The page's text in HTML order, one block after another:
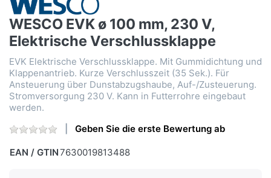
WESCO EVK ø 100 mm, 230 V,
Elektrische Verschlussklappe
EVK Elektrische Verschlussklappe. Mit Gummidichtung und
Klappenantrieb. Kurze Verschlusszeit (35 Sek.). Für
Ansteuerung über Dunstabzugshaube, Auf-/Zusteuerung.
Stromversorgung 230 V. Kann in Futterrohre eingebaut
werden.
Geben Sie die erste Bewertung ab
EAN / GTIN7630019813488